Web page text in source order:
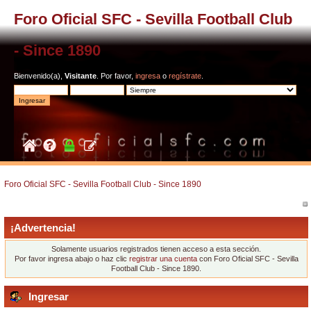
Foro Oficial SFC - Sevilla Football Club
- Since 1890
Bienvenido(a), Visitante . Por favor, ingresa o regístrate
Foro Oficial SFC - Sevilla Football Club - Since 1890
¡Advertencia!
Solamente usuarios registrados tienen acceso a esta sección.
Por favor ingresa abajo o haz clic registrar una cuentacon Foro Oficial SFC - Sevilla
Football Club - Since 1890.
Ingresar